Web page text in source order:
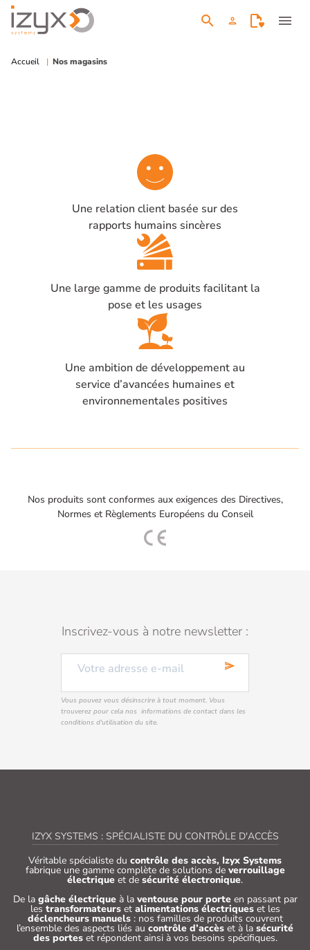
search person menu
Accueil Nos magasins
Une relation client basée sur des
rapports humains sincères
Une large gamme de produits facilitant la
pose et les usages
Une ambition de développement au
service d’avancées humaines et
environnementales positives
Nos produits sont conformes aux exigences des Directives,
Normes et Règlements Européens du Conseil
Inscrivez-vous à notre newsletter :
send
Vous pouvez vous désinscrire à tout moment. Vous
trouverez pour cela nos informations de contact dans les
conditions d'utilisation du site.
IZYX SYSTEMS : SPÉCIALISTE DU CONTRÔLE D'ACCÈS
Véritable spécialiste du contrôle des accès, Izyx Systems
fabrique une gamme complète de solutions de verrouillage
électrique et de sécurité électronique.
De la gâche électriqueà la ventouse pour porteen passant par
les transformateurset alimentations électriqueset les
déclencheurs manuels: nos familles de produits couvrent
l’ensemble des aspects liés au contrôle d’accès et à la sécurité
des porteset répondent ainsi à vos besoins spécifiques.